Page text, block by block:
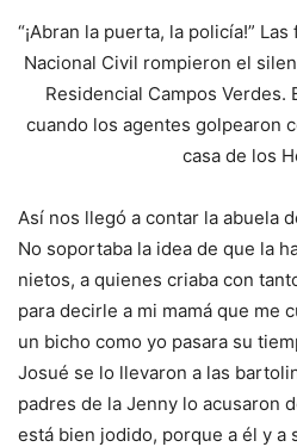
“¡Abran la puerta, la policía!”
Nacional Civil rompieron el
Residencial Campos Verdes.
cuando los agentes golpearon
casa de los
Así nos llegó a contar la abuela
No soportaba la idea de que la
nietos, a quienes criaba con
para decirle a mi mamá que me
un bicho como yo pasara su
Josué se lo llevaron a las
padres de la Jenny lo acusaron
está bien jodido, porque a él y a